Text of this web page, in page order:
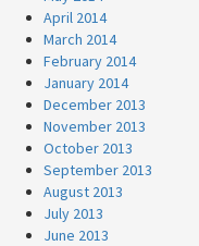
April 2014
March 2014
February 2014
January 2014
December 2013
November 2013
October 2013
September 2013
August 2013
July 2013
June 2013